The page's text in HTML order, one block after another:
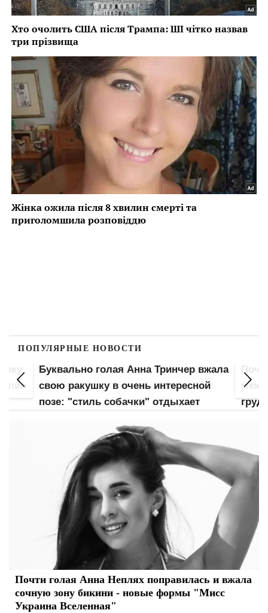
ПОПУЛЯРНЫЕ НОВОСТИ
Буквально голая Анна Тринчер вжала
свою ракушку в очень интересной
позе: "стиль собачки" отдыхает
Почти голая Анна Неплях поправилась и вжала
сочную зону бикини - новые формы "Мисс
Украина Вселенная"